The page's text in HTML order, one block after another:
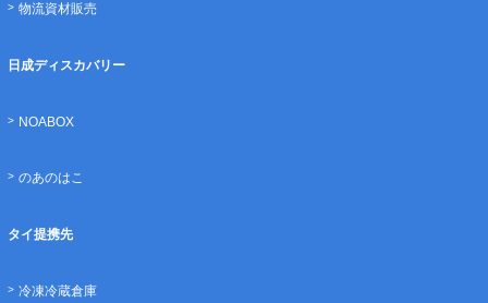
物流資材販売
日成ディスカバリー
NOABOX
のあのはこ
タイ提携先
冷凍冷蔵倉庫